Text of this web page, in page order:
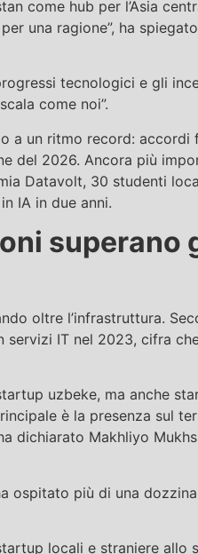
come hub per l’Asia
una ragione”, ha
tecnologici e gli
come noi”.
a un ritmo record: accordi
del 2026. Ancora più
Datavolt, 30 studenti
IA in due anni.
superano
oltre l’infrastruttura.
servizi IT nel 2023, cifra
uzbeke, ma anche
è la presenza sul
dichiarato Makhliyo
ospitato più di una
locali e straniere allo